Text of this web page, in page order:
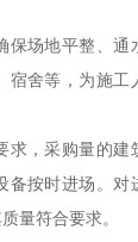
保场地平整、通
宿舍等，为施工
，采购量的建
备按时进场。对
量符合要求。